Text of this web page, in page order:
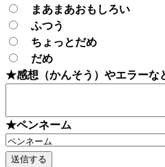
まあまあおもしろい
ふつう
ちょっとだめ
だめ
★感想（かんそう）やエラーな
★ペンネーム